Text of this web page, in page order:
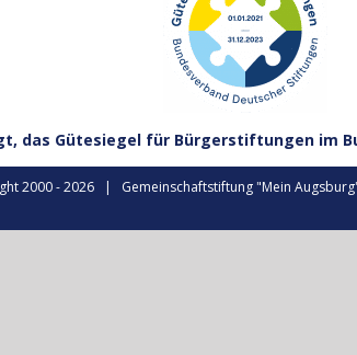
das Gütesiegel für Bürgerstiftungen im
2000 -2026 | Gemeinschaftstiftung "Mein